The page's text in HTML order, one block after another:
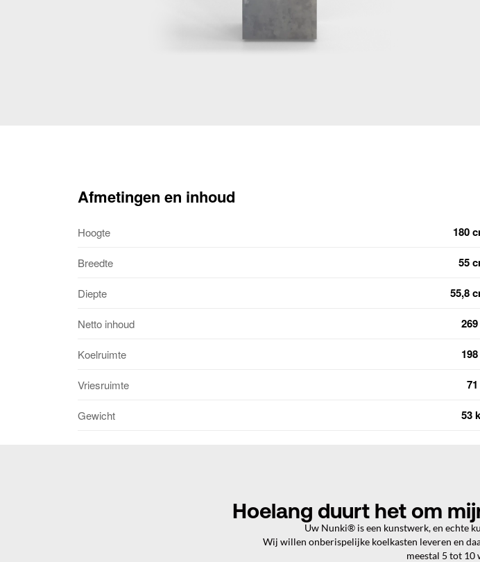
Afmetingen en inhoud
Hoogte 180
Breedte 55
Diepte 55,8
Netto inhoud
Koelruimte
Vriesruimte
Gewicht 53
Hoelang duurt het om
Uw Nunki® is een kunstwerk, en echte
Wij willen onberispelijke koelkasten leveren en
meestal 5 tot 10